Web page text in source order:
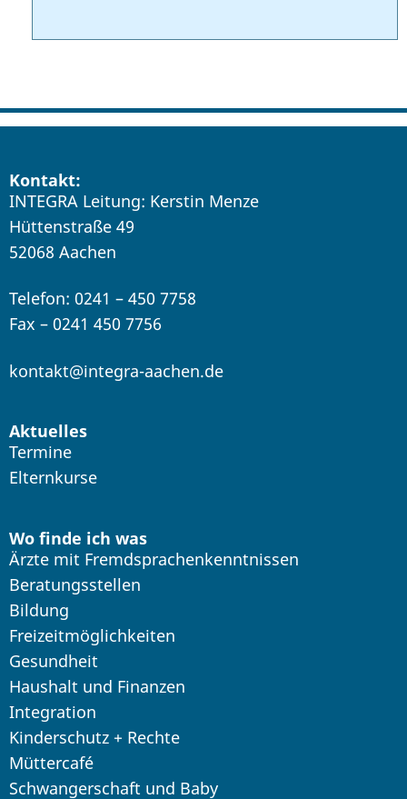
Kontakt:
INTEGRA Leitung: Kerstin Menze
Hüttenstraße 49
52068 Aachen
Telefon: 0241 – 450 7758
Fax – 0241 450 7756
kontakt@integra-aachen.de
Aktuelles
Termine
Elternkurse
Wo finde ich was
Ärzte mit Fremdsprachenkenntnissen
Beratungsstellen
Bildung
Freizeitmöglichkeiten
Gesundheit
Haushalt und Finanzen
Integration
Kinderschutz + Rechte
Müttercafé
Schwangerschaft und Baby